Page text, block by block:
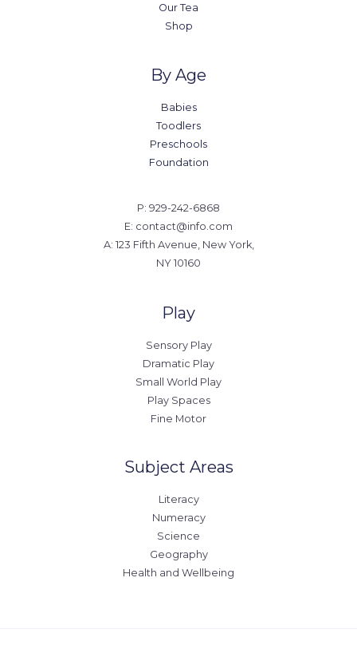
Our Tea
Shop
By Age
Babies
Toodlers
Preschools
Foundation
P: 929-242-6868
E: contact@info.com
A: 123 Fifth Avenue, New York,
NY 10160
Play
Sensory Play
Dramatic Play
Small World Play
Play Spaces
Fine Motor
Subject Areas
Literacy
Numeracy
Science
Geography
Health and Wellbeing